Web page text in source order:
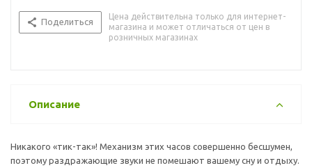
Поделиться
Цена действительна только для интернет-
магазина и может отличаться от цен в
розничных магазинах
Описание
Никакого «тик-так»! Механизм этих часов совершенно бесшумен,
поэтому раздражающие звуки не помешают вашему сну и отдыху.